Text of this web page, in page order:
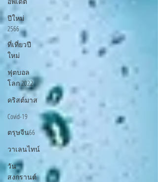
ปีใหม่
2566
ที่เที่ยวปี
ใหม่
ฟุตบอล
โลก 2022
คริสต์มาส
Covid-19
ตรุษจีน66
วาเลนไทน์
วัน
สงกรานต์